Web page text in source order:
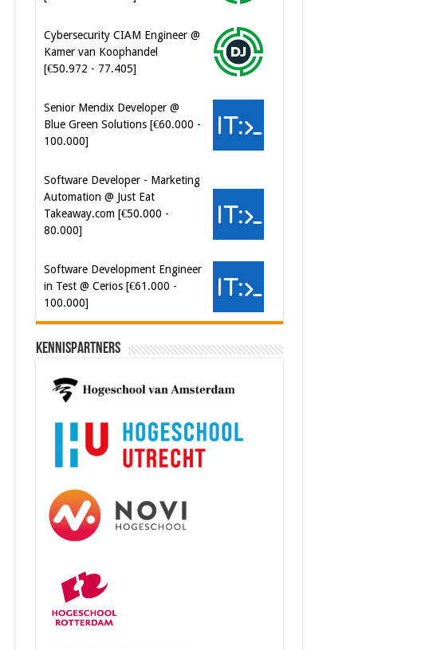
Senior Mendix Developer @
Blue Green Solutions [€60.000 -
Software Developer - Marketing
Automation @ Just Eat
Software Development Engineer
in Test @ Cerios [€61.000 -
Kennispartners